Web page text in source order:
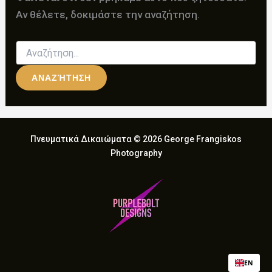
Αν θέλετε, δοκιμάστε την αναζήτηση.
Αναζήτηση
για:
Πνευματικά Δικαιώματα © 2026 George Frangiskos
Photography
EN